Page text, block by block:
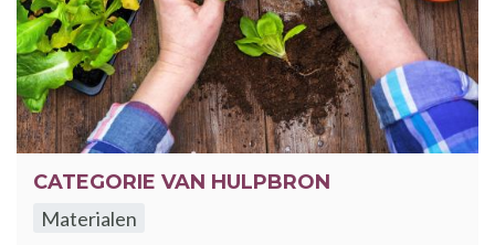
CATEGORIE VAN HULPBRON
Materialen